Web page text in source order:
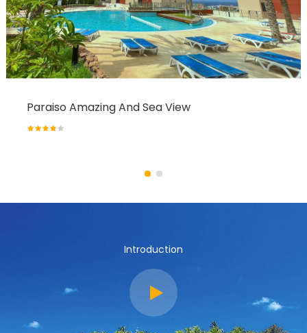
Paraiso Amazing And Sea View
Introduction